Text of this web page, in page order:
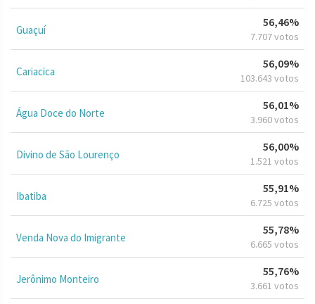
Guaçuí
56,46%
7.707 votos
Cariacica
56,09%
103.643 votos
Água Doce do Norte
56,01%
3.960 votos
Divino de São Lourenço
56,00%
1.521 votos
Ibatiba
55,91%
6.725 votos
Venda Nova do Imigrante
55,78%
6.665 votos
Jerônimo Monteiro
55,76%
3.661 votos